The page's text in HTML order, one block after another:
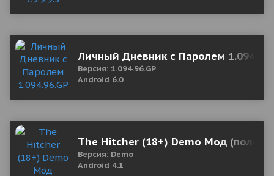
Личный Дневник с Паролем
Версия: 1.094.96.GP
Android 6.0
The Hitcher (18+) Demo Мод (полная
Версия: Demo
Android 4.1